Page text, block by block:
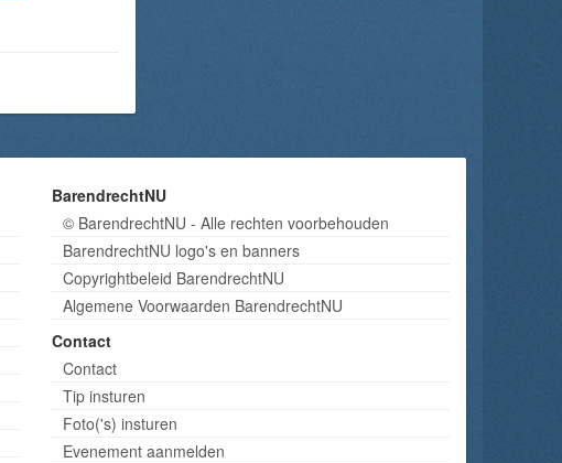
BarendrechtNU
© BarendrechtNU - Alle rechten voorbehouden
BarendrechtNU logo's en banners
Copyrightbeleid BarendrechtNU
Algemene Voorwaarden BarendrechtNU
Contact
Contact
Tip insturen
Foto('s) insturen
Evenement aanmelden